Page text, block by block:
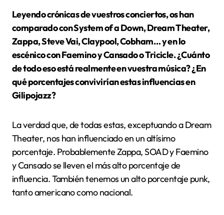
Leyendo crónicas de vuestros conciertos, os han
comparado con System of a Down, Dream Theater,
Zappa, Steve Vai, Claypool, Cobham… y en lo
escénico con Faemino y Cansado o Tricicle. ¿Cuánto
de todo eso está realmente en vuestra música? ¿En
qué porcentajes convivirían estas influencias en
Gilipojazz?
La verdad que, de todas estas, exceptuando a Dream
Theater, nos han influenciado en un altísimo
porcentaje. Probablemente Zappa, SOAD y Faemino
y Cansado se lleven el más alto porcentaje de
influencia. También tenemos un alto porcentaje punk,
tanto americano como nacional.